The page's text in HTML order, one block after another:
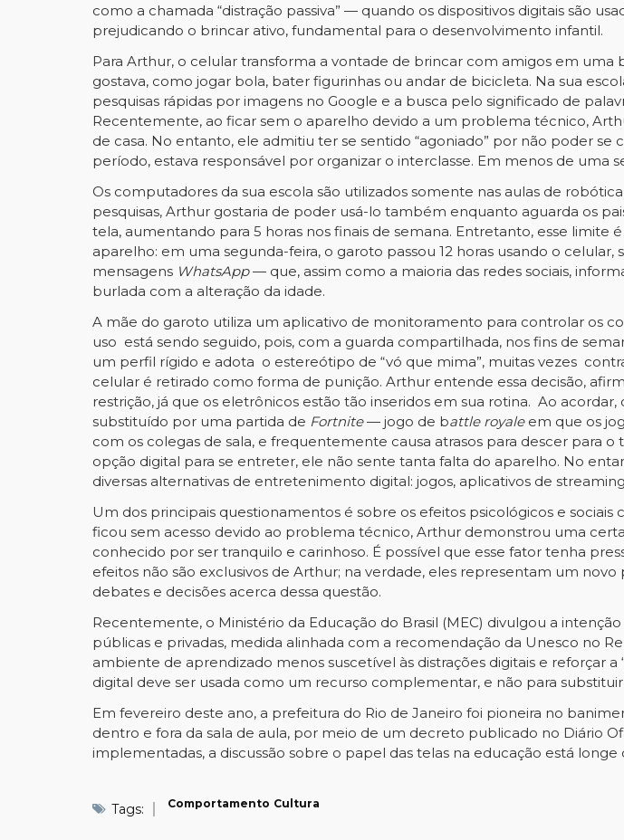
como a chamada “distração passiva” — quando os dispositivos digitais são
prejudicando o brincar ativo, fundamental para o desenvolvimento infantil.
Para Arthur, o celular transforma a vontade de brincar com amigos em uma
gostava, como jogar bola, bater figurinhas ou andar de bicicleta. Na sua
pesquisas rápidas por imagens no Google e a busca pelo significado de
Recentemente, ao ficar sem o aparelho devido a um problema técnico,
de casa. No entanto, ele admitiu ter se sentido “agoniado” por não poder se
período, estava responsável por organizar o interclasse. Em menos de uma
Os computadores da sua escola são utilizados somente nas aulas de
pesquisas, Arthur gostaria de poder usá-lo também enquanto aguarda os
tela, aumentando para 5 horas nos finais de semana. Entretanto, esse limite
aparelho: em uma segunda-feira, o garoto passou 12 horas usando o
mensagens WhatsApp— que, assim como a maioria das redes sociais,
burlada com a alteração da idade.
A mãe do garoto utiliza um aplicativo de monitoramento para controlar os
uso está sendo seguido, pois, com a guarda compartilhada, nos fins de
um perfil rígido e adota o estereótipo de “vó que mima”, muitas vezes
celular é retirado como forma de punição. Arthur entende essa decisão,
restrição, já que os eletrônicos estão tão inseridos em sua rotina. Ao
substituído por uma partida de Fortnite— jogo de battle royaleem que os
com os colegas de sala, e frequentemente causa atrasos para descer para
opção digital para se entreter, ele não sente tanta falta do aparelho. No
diversas alternativas de entretenimento digital: jogos, aplicativos de
Um dos principais questionamentos é sobre os efeitos psicológicos e
ficou sem acesso devido ao problema técnico, Arthur demonstrou uma
conhecido por ser tranquilo e carinhoso. É possível que esse fator tenha
efeitos não são exclusivos de Arthur; na verdade, eles representam um
debates e decisões acerca dessa questão.
Recentemente, o Ministério da Educação do Brasil (MEC) divulgou a
públicas e privadas, medida alinhada com a recomendação da Unesco no
ambiente de aprendizado menos suscetível às distrações digitais e reforçar
digital deve ser usada como um recurso complementar, e não para substituir
Em fevereiro deste ano, a prefeitura do Rio de Janeiro foi pioneira no
dentro e fora da sala de aula, por meio de um decreto publicado no Diário
implementadas, a discussão sobre o papel das telas na educação está
Tags: Comportamento Cultura